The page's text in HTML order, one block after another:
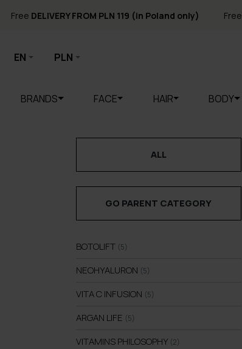
Free DELIVERY FROM PLN 119 (in Poland only) Free
EN PLN
BRANDS FACE HAIR BODY
ALL
GO PARENT CATEGORY
BOTOLIFT (5)
NEOHYALURON (5)
VITA C INFUSION (5)
ARGAN LIFE (5)
VITAMINS PHILOSOPHY (2)